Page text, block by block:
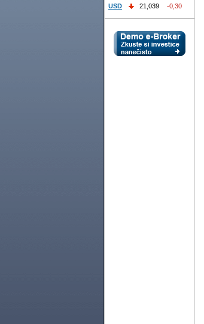
USD
21,039 -0,30